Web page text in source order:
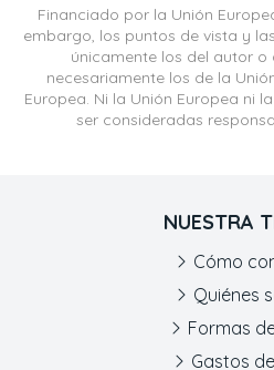
Financiado por la Unión
embargo, los puntos de vista y
únicamente los del autor
necesariamente los de la
Europea. Ni la Unión Europea ni
ser consideradas
NUESTRA
Cómo
Quiénes
Formas
Gastos